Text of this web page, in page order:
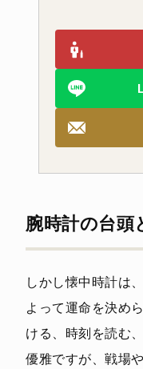
腕時計の台頭
しかし懐中時計は
よって運命を決め
ける、時刻を読む
優雅ですが、戦場